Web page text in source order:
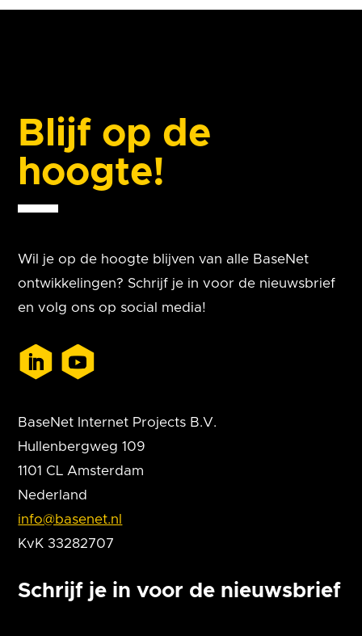
Blijf op de
hoogte!
Wil je op de hoogte blijven van alle BaseNet
ontwikkelingen? Schrijf je in voor de nieuwsbrief
en volg ons op social media!
BaseNet Internet Projects B.V.
Hullenbergweg 109
1101 CL Amsterdam
Nederland
info@basenet.nl
KvK 33282707
Schrijf je in voor de nieuwsbrief